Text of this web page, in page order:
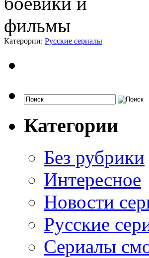
Катерории: Русские сериалы
Категории
Без рубрики
Интересное
Новости
Русские
Сериалы